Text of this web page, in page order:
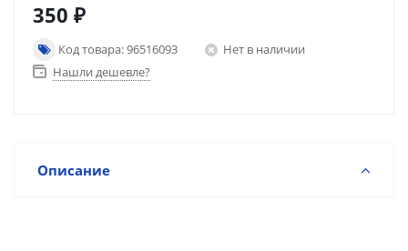
350 ₽
Код товара: 96516093
Нет в наличии
Нашли дешевле?
Описание